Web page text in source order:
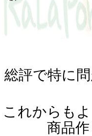
総評で特に
これからも
商品